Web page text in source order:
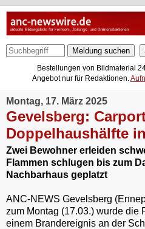
Meldung suchen
Bestellungen von Bildmaterial
Angebot nur für Redaktionen.
Montag, 17. März 2025
Gevelsberg:
Doppelhaushälfte
Zwei Bewohner erleiden
Flammen schlugen bis zum
Nachbarhaus geplatzt
ANC-NEWS Gevelsberg
zum Montag (17.03.) wurde die
einem Brandereignis an der